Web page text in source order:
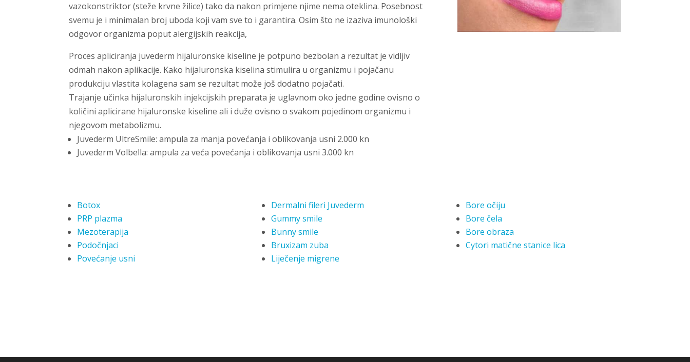
vazokonstriktor (steže krvne žilice) tako da nakon primjene njime nema oteklina. Posebnost
svemu je i minimalan broj uboda koji vam sve to i garantira. Osim što ne izaziva imunološki
odgovor organizma poput alergijskih reakcija,
Proces apliciranja juvederm hijaluronske kiseline je potpuno bezbolan a rezultat je vidljiv
odmah nakon aplikacije. Kako hijaluronska kiselina stimulira u organizmu i pojačanu
produkciju vlastita kolagena sam se rezultat može još dodatno pojačati.
Trajanje učinka hijaluronskih injekcijskih preparata je uglavnom oko jedne godine ovisno o
količini aplicirane hijaluronske kiseline ali i duže ovisno o svakom pojedinom organizmu i
njegovom metabolizmu.
Juvederm UltreSmile: ampula za manja povećanja i oblikovanja usni 2.000 kn
Juvederm Volbella: ampula za veća povećanja i oblikovanja usni 3.000 kn
Botox
PRP plazma
Mezoterapija
Podočnjaci
Povećanje usni
Dermalni fileri Juvederm
Gummy smile
Bunny smile
Bruxizam zuba
Liječenje migrene
Bore očiju
Bore čela
Bore obraza
Cytori matične stanice lica